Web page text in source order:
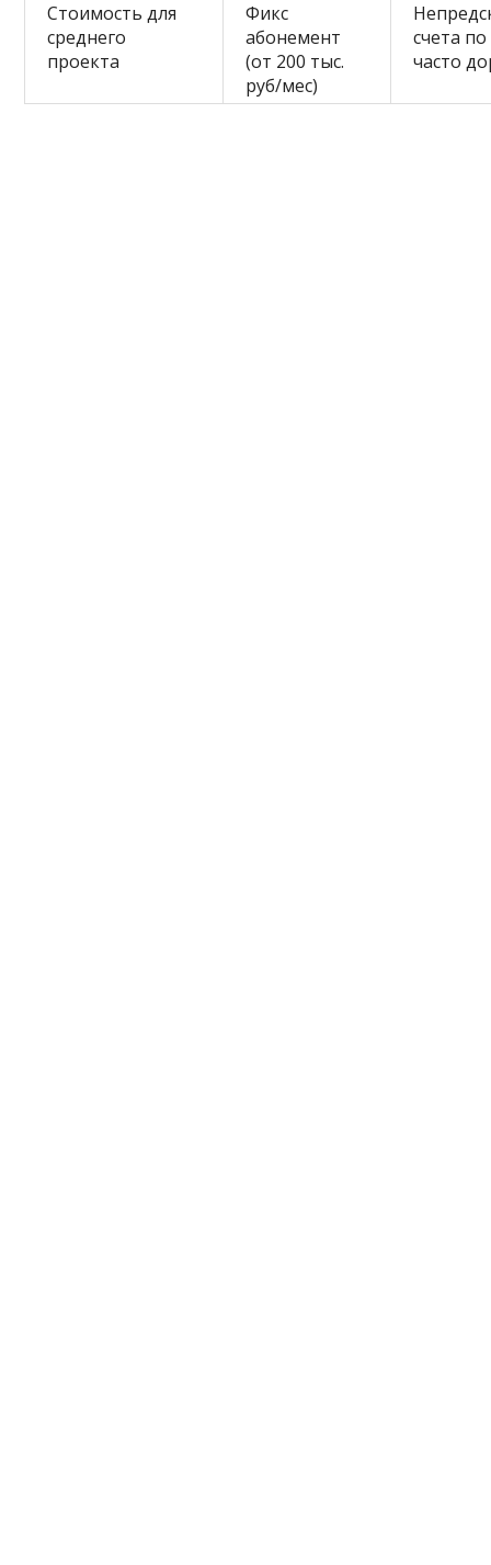
Стоимость для
среднего
проекта
Фикс
абонемент
(от 200 тыс.
руб/мес)
счета
часто